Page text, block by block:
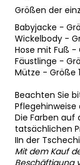
Größen der
Babyjacke -
Wickelbody -
Hose mit Fuß
Fäustlinge -
Mütze - Größe
Beachten Sie
Die Farben auf
tatsächlichen
IIn der
Mit dem Kauf